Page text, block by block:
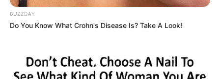
BUZZDAY
Do You Know What Crohn's Disease Is? Take A Look!